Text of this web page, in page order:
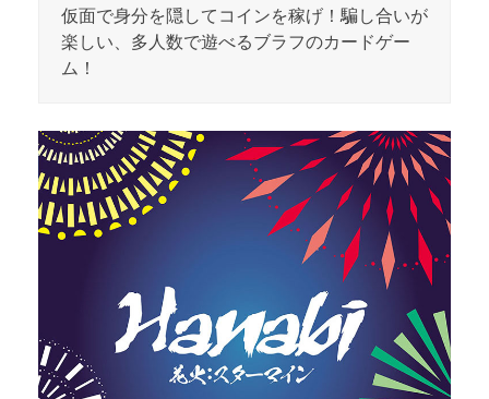
仮面で身分を隠してコインを稼げ！騙し合いが
楽しい、多人数で遊べるブラフのカードゲー
ム！